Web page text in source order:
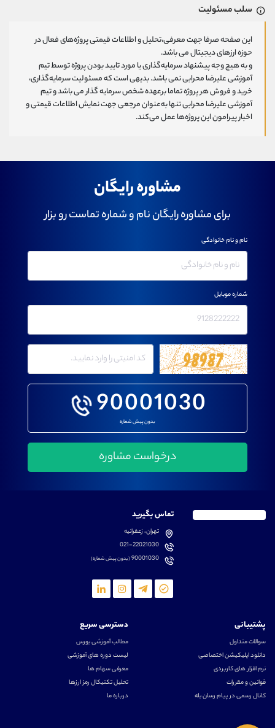
سلب مسئولیت
این صفحه صرفا جهت معرفی،تحلیل و اطلاعات قیمتی پروژه‌های فعال در
حوزه ارزهای دیجیتال می باشد.
و به هیچ وجه پیشنهاد سرمایه‌گذاری یا مورد تایید بودن پروژه توسط تیم
آموزشی علیرضا محرابی نمی باشد. بدیهی است که مسئولیت سرمایه‌گذاری،
خرید و فروش هر پروژه تماما برعهده شخص سرمایه گذار می باشد و تیم
آموزشی علیرضا محرابی تنها به‌عنوان مرجعی جهت نمایش اطلاعات قیمتی و
اخبار پیرامون این پروژه‌‌ها عمل می‌کند.
مشاوره رایگان
برای مشاوره رایگان نام و شماره تماست رو بزار
90001030
بدون پیش شماره
نام و نام خانوادگی
شماره موبایل
تماس بگیرید
تهران، زعفرانیه
021-22021030
90001030(بدون پیش شماره)
پشتیبانی
سوالات متداول
دانلود اپلیکیشن اختصاصی
نرم افزار های کاربردی
قوانین و مقررات
کانال رسمی در پیام رسان بله
دسترسی سریع
مطالب آموزشی بورس
لیست دوره های آموزشی
معرفی سهام ها
تحلیل تکنیکال رمز ارزها
درباره ما